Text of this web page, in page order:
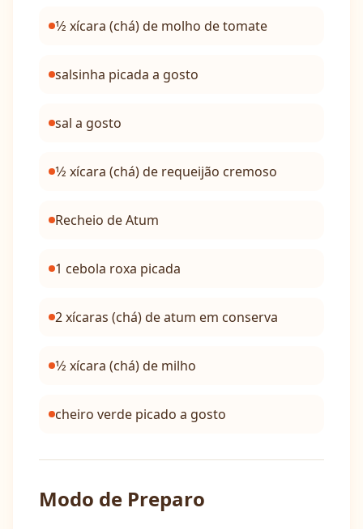
1⁄2 xícara (chá) de molho de tomate
salsinha picada a gosto
sal a gosto
1⁄2 xícara (chá) de requeijão cremoso
Recheio de Atum
1 cebola roxa picada
2 xícaras (chá) de atum em conserva
1⁄2 xícara (chá) de milho
cheiro verde picado a gosto
Modo de Preparo